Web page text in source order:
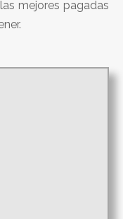
mejores pagadas